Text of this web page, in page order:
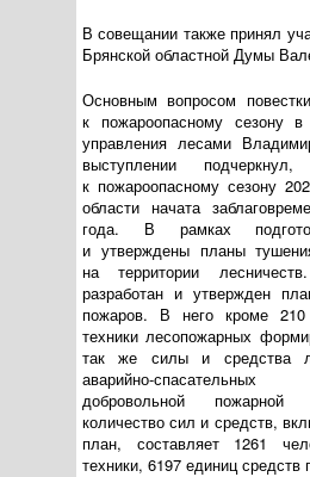
В совещании также принял
Брянской областной Думы
Основным вопросом
к пожароопасному сезону
управления лесами
выступлении
к пожароопасному сезону
области начата
года. В рамках
и утверждены планы
на территории
разработан и утвержден
пожаров. В него кроме
техники лесопожарных
так же силы и средства
аварийно-спасательных
добровольной
количество сил и средств,
план, составляет 1261
техники, 6197 единиц средств